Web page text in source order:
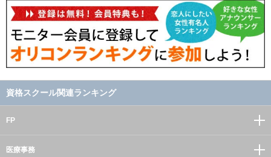
資格スクール関連ランキング
FP
医療事務